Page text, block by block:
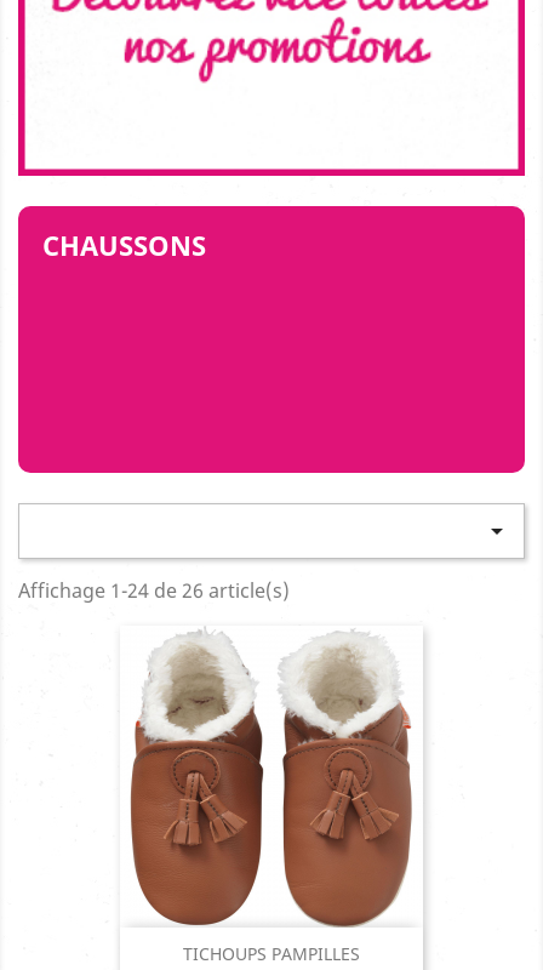
CHAUSSONS

Affichage 1-24 de 26 article(s)
TICHOUPS PAMPILLES